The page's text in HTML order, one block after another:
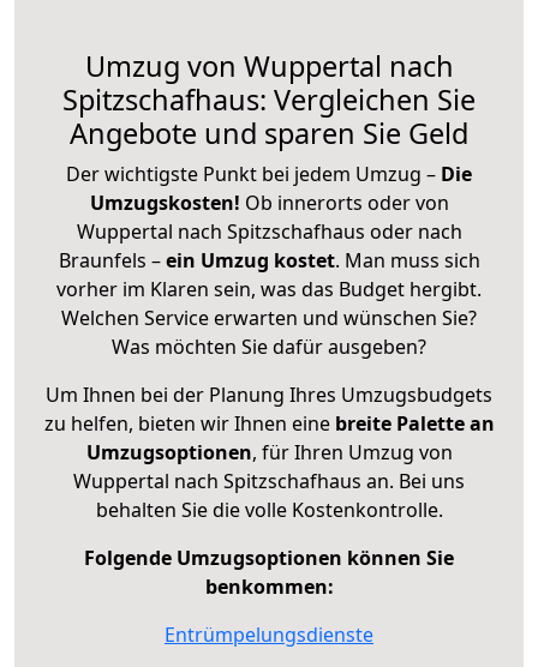
Umzug von Wuppertal nach
Spitzschafhaus: Vergleichen Sie
Angebote und sparen Sie Geld
Der wichtigste Punkt bei jedem Umzug – Die
Umzugskosten! Ob innerorts oder von
Wuppertal nach Spitzschafhaus oder nach
Braunfels –ein Umzug kostet. Man muss sich
vorher im Klaren sein, was das Budget hergibt.
Welchen Service erwarten und wünschen Sie?
Was möchten Sie dafür ausgeben?
Um Ihnen bei der Planung Ihres Umzugsbudgets
zu helfen, bieten wir Ihnen eine breite Palette an
Umzugsoptionen, für Ihren Umzug von
Wuppertal nach Spitzschafhaus an. Bei uns
behalten Sie die volle Kostenkontrolle.
Folgende Umzugsoptionen können Sie
benkommen:
Entrümpelungsdienste